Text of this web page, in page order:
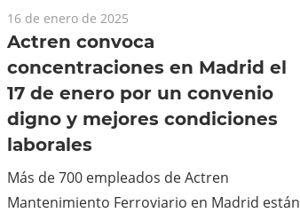
16 de enero de 2025
Actren convoca
concentraciones en Madrid el
17 de enero por un convenio
digno y mejores condiciones
laborales
Más de 700 empleados de Actren
Mantenimiento Ferroviario en Madrid están